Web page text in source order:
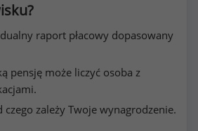
raport płacowy dopasowany
pensję może liczyć osoba z
czego zależy Twoje wynagrodzenie.